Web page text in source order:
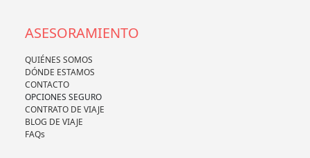
ASESORAMIENTO
QUIÉNES SOMOS
DÓNDE ESTAMOS
CONTACTO
OPCIONES SEGURO
CONTRATO DE VIAJE
BLOG DE VIAJE
FAQs